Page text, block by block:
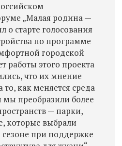
„Малая родина —
о старте голосования
по программе
городской
работы этого проекта
что их мнение
как меняется среда
мы преобразили более
— парки,
которые выбрали
при поддержке